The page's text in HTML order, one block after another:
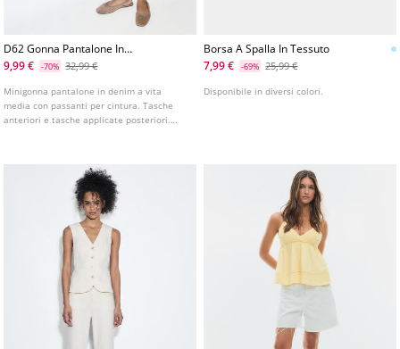
D62 Gonna Pantalone In
Denim Con Borchie
9,99 € -70% 32,99 €
Minigonna pantalone in denim a vita
media con passanti per cintura. Tasche
anteriori e tasche applicate posteriori.
Borsa A Spalla In Tessuto
7,99 €
-69% 25,99 €
Disponibile in diversi colori.